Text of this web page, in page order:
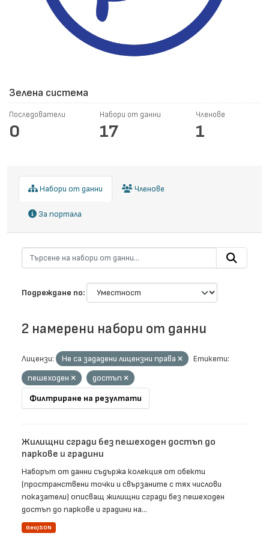
Зелена система
Последователи
0
Набори от данни
17
Членове
1
Набори от данни Членове
За портала
Подреждане по
2 намерени набори от данни
Лицензи: Не са зададени лицензни права
Етикети:
пешеходен
достъп
Филтриране на резултати
Жилищни сгради без пешеходен достъп до
паркове и градини
Наборът от данни съдържа колекция от обекти
(пространствени точки и свързаните с тях числови
показатели) описващ жилищни сгради без пешеходен
достъп до паркове и градини на...
GeoJSON